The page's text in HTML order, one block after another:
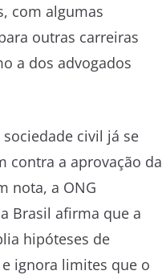
com algumas
outras carreiras
a dos advogados
civil já se
contra a aprovação da
nota, a ONG
Brasil afirma que a
hipóteses de
ignora limites que o